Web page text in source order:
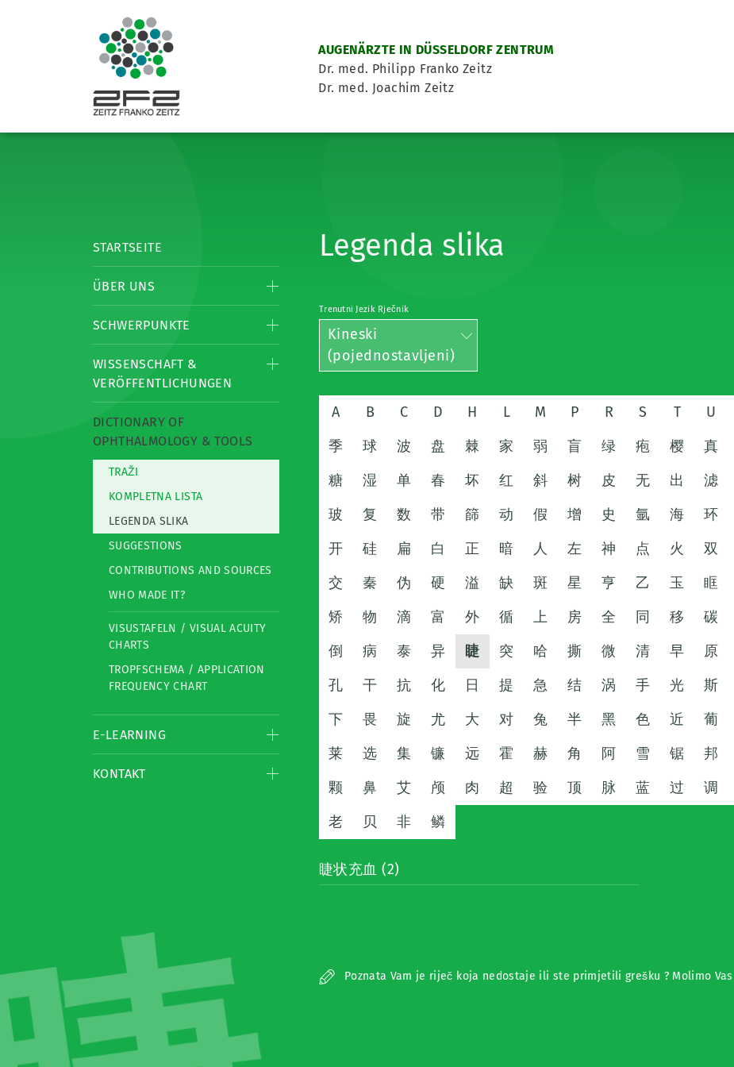
AUGENÄRZTE IN DÜSSELDORF ZENTRUM
Dr. med. Philipp Franko Zeitz
Dr. med. Joachim Zeitz
STARTSEITE
ÜBER UNS
SCHWERPUNKTE
WISSENSCHAFT &
VERÖFFENTLICHUNGEN
DICTIONARY OF
OPHTHALMOLOGY & TOOLS
TRAŽI
KOMPLETNA LISTA
LEGENDA SLIKA
SUGGESTIONS
CONTRIBUTIONS AND SOURCES
WHO MADE IT?
VISUSTAFELN / VISUAL ACUITY
CHARTS
TROPFSCHEMA / APPLICATION
FREQUENCY CHART
E-LEARNING
KONTAKT
Legenda slika
Trenutni Jezik Rječnik
Kineski
(pojednostavljeni)
A B C D H L M P R S T U
季
球 波 盘 棘 家 弱 盲 绿 疱 樱 真
糖
湿 单 春 坏 红 斜 树 皮 无 出 滤
玻
复 数 带 篩 动 假 增 史 氩 海 环
开
硅 扁 白 正 暗 人 左 神 点 火 双
交
秦 伪 硬 溢 缺 斑 星 亨 乙 玉 眶
矫
物 滴 富 外 循 上 房 全 同 移 碳
倒
病 泰 异 睫 突 哈 撕 微 清 早 原
孔
干 抗 化 日 提 急 结 涡 手 光 斯
下
畏 旋 尤 大 对 兔 半 黑 色 近 葡
莱
选 集 镰 远 霍 赫 角 阿 雪 锯 邦
颗
鼻 艾 颅 肉 超 验 顶 脉 蓝 过 调
老
贝 非 鳞
睫状充血 (2)
Poznata Vam je riječ koja nedostaje ili ste primjetili grešku ? Molimo